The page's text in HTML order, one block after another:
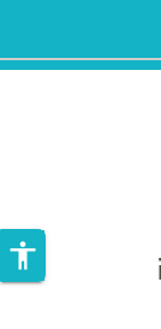
accessibility